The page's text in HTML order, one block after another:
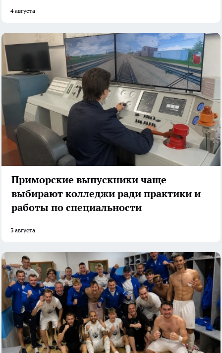
4 августа
Приморские выпускники чаще
выбирают колледжи ради практики и
работы по специальности
3 августа